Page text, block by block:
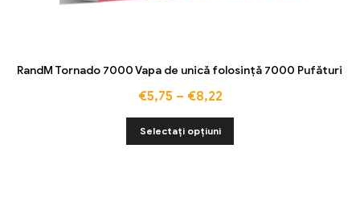
RandM Tornado 7000 Vapa de unică folosință 7000 Pufături
€5,75 – €8,22
Selectați opțiuni